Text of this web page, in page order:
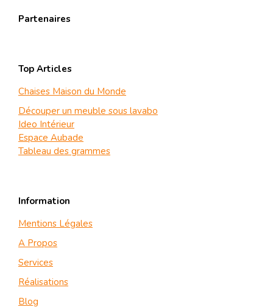
Partenaires
Top Articles
Chaises Maison du Monde
Découper un meuble sous lavabo
Ideo Intérieur
Espace Aubade
Tableau des grammes
Information
Mentions Légales
A Propos
Services
Réalisations
Blog